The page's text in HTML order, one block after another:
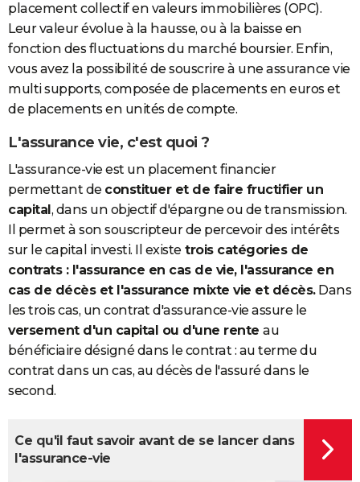
placement collectif en valeurs immobilières (OPC).
Leur valeur évolue à la hausse, ou à la baisse en
fonction des fluctuations du marché boursier. Enfin,
vous avez la possibilité de souscrire à une assurance vie
multi supports, composée de placements en euros et
de placements en unités de compte.
L'assurance vie, c'est quoi ?
L'assurance-vie est un placement financier
permettant de constituer et de faire fructifier un
capital , dans un objectif d'épargne ou de transmission.
Il permet à son souscripteur de percevoir des intérêts
sur le capital investi. Il existe trois catégories de
contrats : l'assurance en cas de vie, l'assurance en
cas de décès et l'assurance mixte vie et décès.Dans
les trois cas, un contrat d'assurance-vie assure le
versement d'un capital ou d'une rente au
bénéficiaire désigné dans le contrat : au terme du
contrat dans un cas, au décès de l'assuré dans le
second.
Ce qu'il faut savoir avant de se lancer dans
l'assurance-vie